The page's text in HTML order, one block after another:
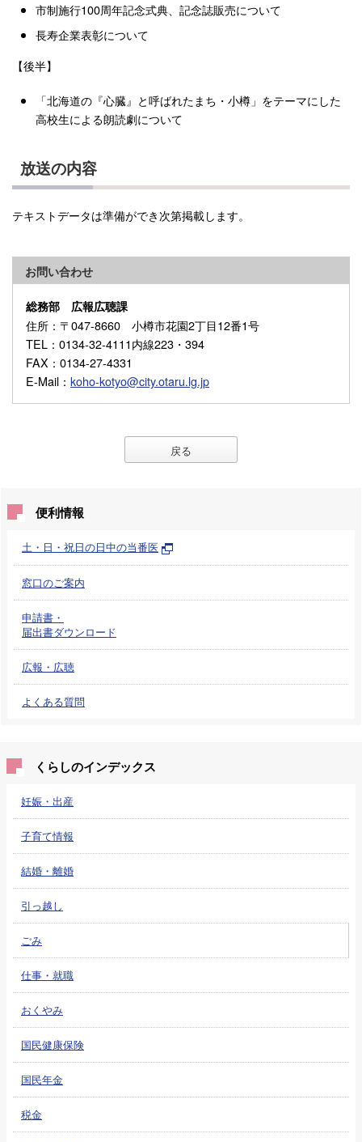
市制施行100周年記念式典、記念誌販売について
長寿企業表彰について
【後半】
「北海道の『心臓』と呼ばれたまち・小樽」をテーマにした
高校生による朗読劇について
放送の内容
テキストデータは準備ができ次第掲載します。
お問い合わせ
総務部 広報広聴課
住所 ：〒047-8660 小樽市花園2丁目12番1号
TEL ：0134-32-4111内線223・394
FAX ：0134-27-4331
E-Mail ： koho-kotyo@city.otaru.lg.jp
戻る
便利情報
土・日・祝日の日中の当番医
窓口のご案内
申請書・
届出書ダウンロード
広報・広聴
よくある質問
くらしのインデックス
妊娠・出産
子育て情報
結婚・離婚
引っ越し
ごみ
仕事・就職
おくやみ
国民健康保険
国民年金
税金